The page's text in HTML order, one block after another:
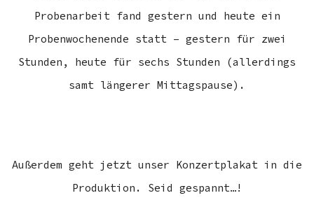
Probenarbeit fand gestern und heute ein
Probenwochenende statt – gestern für zwei
Stunden, heute für sechs Stunden (allerdings
samt längerer Mittagspause).
Außerdem geht jetzt unser Konzertplakat in die
Produktion. Seid gespannt…!